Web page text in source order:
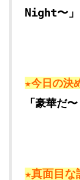
Night〜」
★今日の決
「豪華だ
★真面目な